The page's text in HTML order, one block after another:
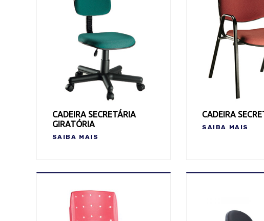
CADEIRA SECRETÁRIA
GIRATÓRIA
SAIBA MAIS
CADEIRA
SAIBA MAIS